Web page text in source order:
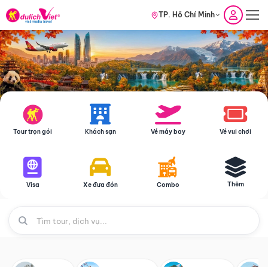
TP. Hồ Chí Minh
Tour trọn gói Khách sạn Vé máy bay Vé vui chơi
Visa Xe đưa đón Combo Thêm